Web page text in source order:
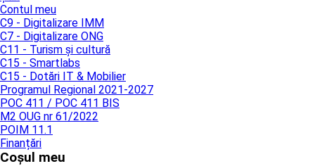
Contul meu
C9 - Digitalizare IMM
C7 - Digitalizare ONG
C11 - Turism și cultură
C15 - Smartlabs
C15 - Dotări IT & Mobilier
Programul Regional 2021-2027
POC 411 / POC 411 BIS
M2 OUG nr 61/2022
POIM 11.1
Finanțări
Coșul meu